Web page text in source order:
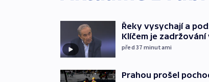
Řeky vysychají a
Klíčem je
před 37 minutami
Prahou prošel